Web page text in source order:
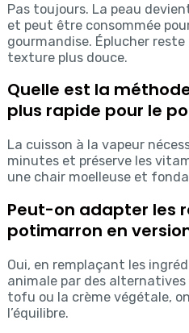
Pas toujours. La peau
et peut être consommée
gourmandise. Éplucher reste
texture plus douce.
Quelle est la
plus rapide pour le
La cuisson à la vapeur
minutes et préserve les
une chair moelleuse et
Peut-on adapter les
potimarron en
Oui, en remplaçant les
animale par des alternatives
tofu ou la crème végétale,
l’équilibre.